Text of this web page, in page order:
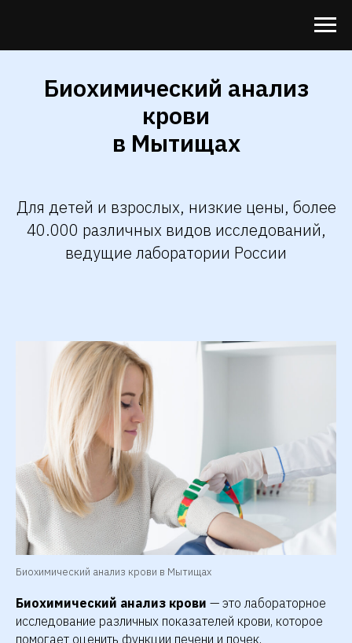
Биохимический анализ
крови
в Мытищах
Для детей и взрослых, низкие цены, более
40.000 различных видов исследований,
ведущие лаборатории России
Биохимический анализ крови в Мытищах
Биохимический анализ крови — это лабораторное
исследование различных показателей крови, которое
помогает оценить функции печени и почек,